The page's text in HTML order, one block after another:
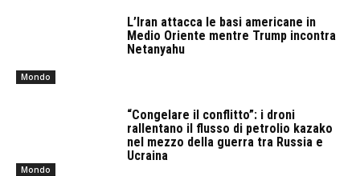
Mondo
L’Iran attacca le basi americane in
Medio Oriente mentre Trump incontra
Netanyahu
Mondo
“Congelare il conflitto”: i droni
rallentano il flusso di petrolio kazako
nel mezzo della guerra tra Russia e
Ucraina